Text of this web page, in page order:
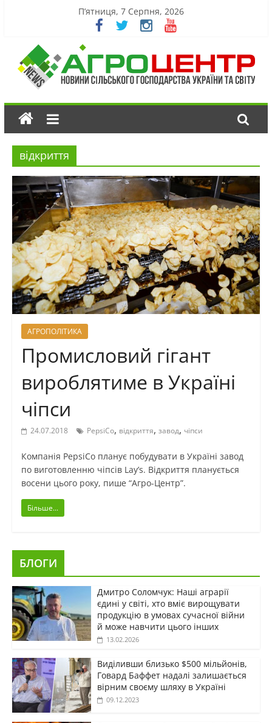
П’ятниця, 7 Серпня, 2026
відкриття
АГРОПОЛІТИКА
Промисловий гігант
вироблятиме в Україні
чіпси
24.07.2018 PepsiCo, відкриття, завод, чіпси
Компанія PepsiCo планує побудувати в Україні завод
по виготовленню чіпсів Lay’s. Відкриття планується
восени цього року, пише “Агро-Центр”.
Більше...
БЛОГИ
Дмитро Соломчук: Наші аграрії
єдині у світі, хто вміє вирощувати
продукцію в умовах сучасної війни
й може навчити цього інших
13.02.2026
Виділивши близько $500 мільйонів,
Говард Баффет надалі залишається
вірним своєму шляху в Україні
09.12.2023